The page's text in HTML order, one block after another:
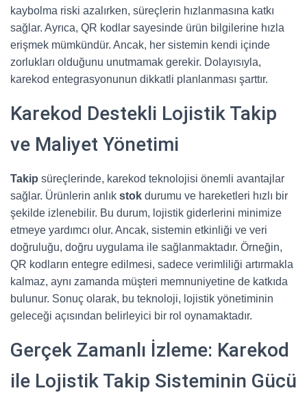
kaybolma riski azalırken, süreçlerin hızlanmasına katkı
sağlar. Ayrıca, QR kodlar sayesinde ürün bilgilerine hızla
erişmek mümkündür. Ancak, her sistemin kendi içinde
zorlukları olduğunu unutmamak gerekir. Dolayısıyla,
karekod entegrasyonunun dikkatli planlanması şarttır.
Karekod Destekli Lojistik Takip
ve Maliyet Yönetimi
Takip süreçlerinde, karekod teknolojisi önemli avantajlar
sağlar. Ürünlerin anlık stok durumu ve hareketleri hızlı bir
şekilde izlenebilir. Bu durum, lojistik giderlerini minimize
etmeye yardımcı olur. Ancak, sistemin etkinliği ve veri
doğruluğu, doğru uygulama ile sağlanmaktadır. Örneğin,
QR kodların entegre edilmesi, sadece verimliliği artırmakla
kalmaz, aynı zamanda müşteri memnuniyetine de katkıda
bulunur. Sonuç olarak, bu teknoloji, lojistik yönetiminin
geleceği açısından belirleyici bir rol oynamaktadır.
Gerçek Zamanlı İzleme: Karekod
ile Lojistik Takip Sisteminin Gücü